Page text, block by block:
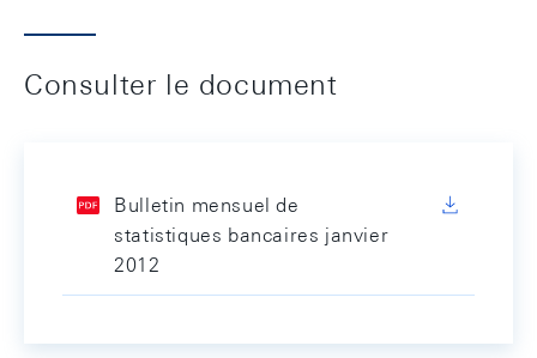
Consulter le document
Bulletin mensuel de
statistiques bancaires janvier
2012